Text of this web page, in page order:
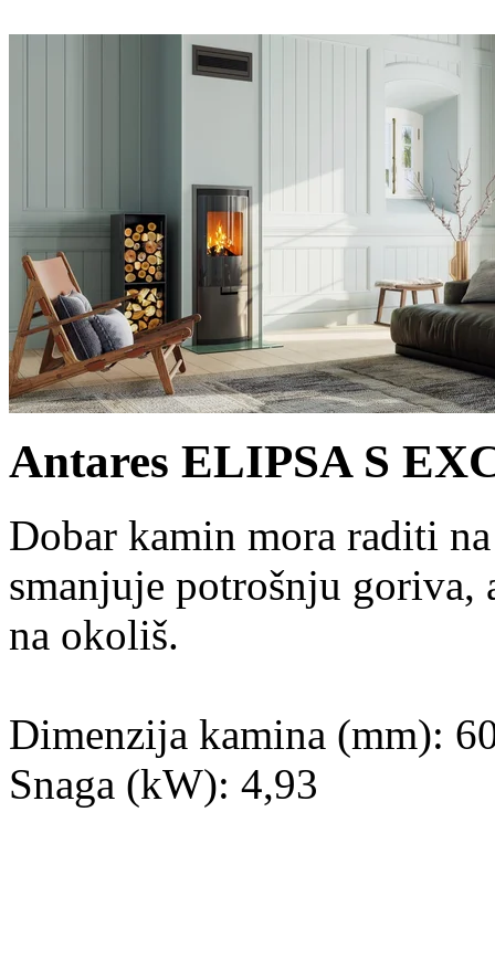
Antares ELIPSA S
Dobar kamin mora raditi
smanjuje potrošnju goriva,
na okoliš.
Dimenzija kamina (mm):
Snaga (kW): 4,93